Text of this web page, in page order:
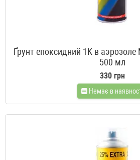
Ґрунт епоксидний 1K в
500 мл
330 грн
Немає в